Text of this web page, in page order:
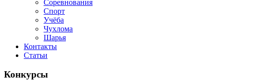
Соревнования
Спорт
Учёба
Чухлома
Шарья
Контакты
Статьи
Конкурсы